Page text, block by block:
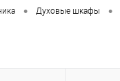
• Духовые шкафы •